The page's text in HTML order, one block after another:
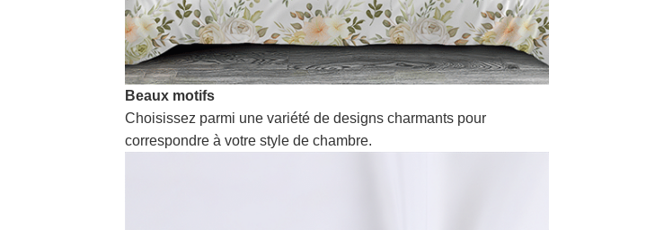
Beaux motifs
Choisissez parmi une variété de designs charmants pour
correspondre à votre style de chambre.